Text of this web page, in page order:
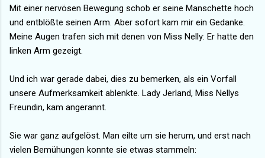
Mit einer nervösen Bewegung schob er seine Manschette hoch
und entblößte seinen Arm. Aber sofort kam mir ein Gedanke.
Meine Augen trafen sich mit denen von Miss Nelly: Er hatte den
linken Arm gezeigt.
Und ich war gerade dabei, dies zu bemerken, als ein Vorfall
unsere Aufmerksamkeit ablenkte. Lady Jerland, Miss Nellys
Freundin, kam angerannt.
Sie war ganz aufgelöst. Man eilte um sie herum, und erst nach
vielen Bemühungen konnte sie etwas stammeln: